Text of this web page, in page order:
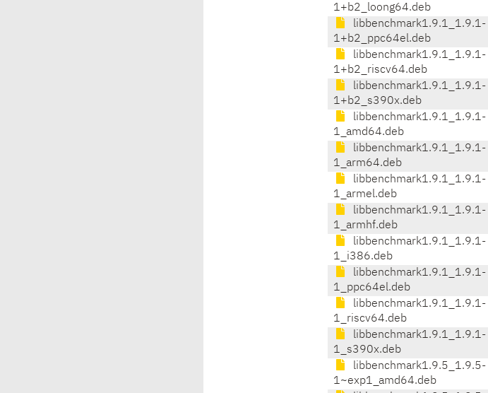
1+b2_loong64.deb
libbenchmark1.9.1_1.9.1-
1+b2_ppc64el.deb
libbenchmark1.9.1_1.9.1-
1+b2_riscv64.deb
libbenchmark1.9.1_1.9.1-
1+b2_s390x.deb
libbenchmark1.9.1_1.9.1-
1_amd64.deb
libbenchmark1.9.1_1.9.1-
1_arm64.deb
libbenchmark1.9.1_1.9.1-
1_armel.deb
libbenchmark1.9.1_1.9.1-
1_armhf.deb
libbenchmark1.9.1_1.9.1-
1_i386.deb
libbenchmark1.9.1_1.9.1-
1_ppc64el.deb
libbenchmark1.9.1_1.9.1-
1_riscv64.deb
libbenchmark1.9.1_1.9.1-
1_s390x.deb
libbenchmark1.9.5_1.9.5-
1~exp1_amd64.deb